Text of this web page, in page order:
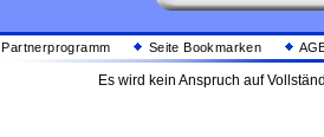
Partnerprogramm Seite Bookmarken
Es wird kein Anspruch auf